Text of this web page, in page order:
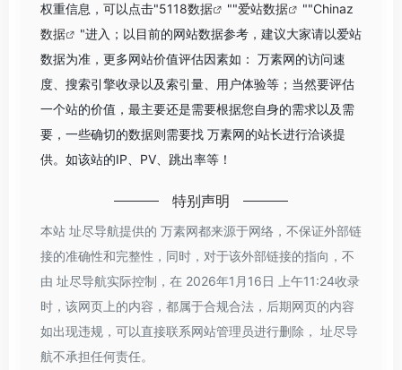
权重信息，可以点击"5118数据 ""爱站数据 ""Chinaz
数据
"进入；以目前的网站数据参考，建议大家请以爱站
数据为准，更多网站价值评估因素如： 万素网的访问速
度、搜索引擎收录以及索引量、用户体验等；当然要评估
一个站的价值，最主要还是需要根据您自身的需求以及需
要，一些确切的数据则需要找 万素网的站长进行洽谈提
供。如该站的IP、PV、跳出率等！
特别声明
本站 址尽导航提供的 万素网都来源于网络，不保证外部链
接的准确性和完整性，同时，对于该外部链接的指向，不
由 址尽导航实际控制，在 2026年1月16日 上午11:24收录
时，该网页上的内容，都属于合规合法，后期网页的内容
如出现违规，可以直接联系网站管理员进行删除， 址尽导
航不承担任何责任。